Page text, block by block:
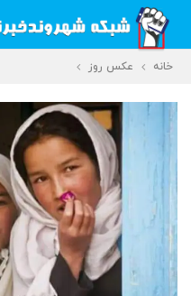
خانه عکس روز